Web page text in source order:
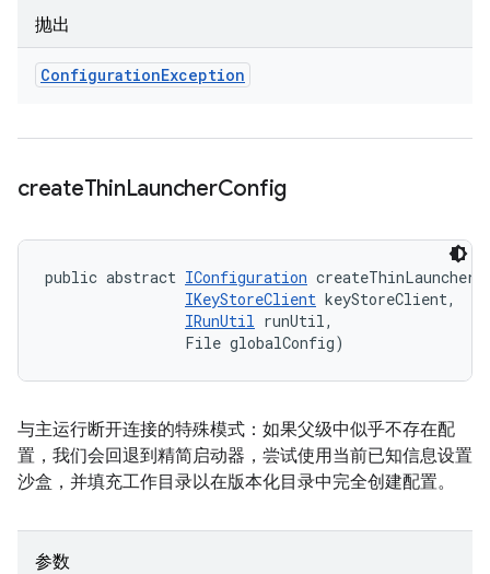
抛出
ConfigurationException
createThinLauncherConfig
public abstract IConfiguration
IKeyStoreClient keyStoreClient,
IRunUtil runUtil,
                File globalConfig)
与主运行断开连接的特殊模式：如果父级中似乎不存在配
置，我们会回退到精简启动器，尝试使用当前已知信息设置
沙盒，并填充工作目录以在版本化目录中完全创建配置。
参数